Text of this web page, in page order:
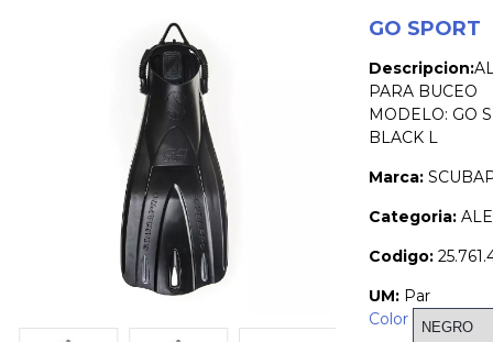
GO SPORT
Descripcion:
PARA BUCEO
MODELO: GO
BLACK L
Marca:
Categoria:
Codigo:
UM: Par
Color